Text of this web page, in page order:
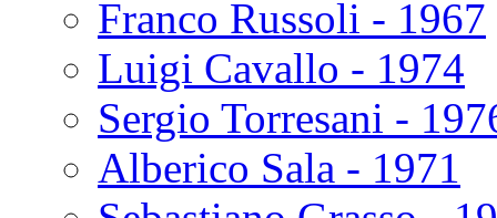
Franco Russoli - 1967
Luigi Cavallo - 1974
Sergio Torresani -
Alberico Sala - 1971